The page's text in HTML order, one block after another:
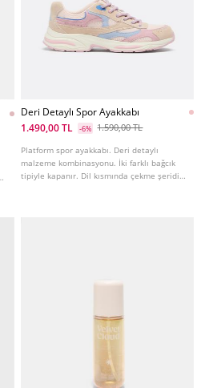
Deri Detaylı Spor Ayakkabı
1.490,00 TL
-6% 1.590,00 TL
Platform spor ayakkabı. Deri detaylı
malzeme kombinasyonu. İki farklı bağcık
tipiyle kapanır. Dil kısmında çekme şeridi.